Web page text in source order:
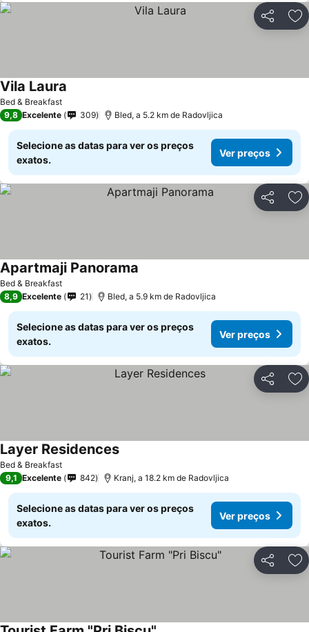
Partilhar
Bed & Breakfast
Vila Laura
9,8 Excelente 309 Bled, a 5.2 km de Radovljica
Selecione as datas para ver os preços
exatos.
Ver preços
Partilhar
Bed & Breakfast
Apartmaji Panorama
8,9 Excelente 21 Bled, a 5.9 km de Radovljica
Selecione as datas para ver os preços
exatos.
Ver preços
Partilhar
Bed & Breakfast
Layer Residences
9,1 Excelente 842 Kranj, a 18.2 km de Radovljica
Selecione as datas para ver os preços
exatos.
Ver preços
Partilhar